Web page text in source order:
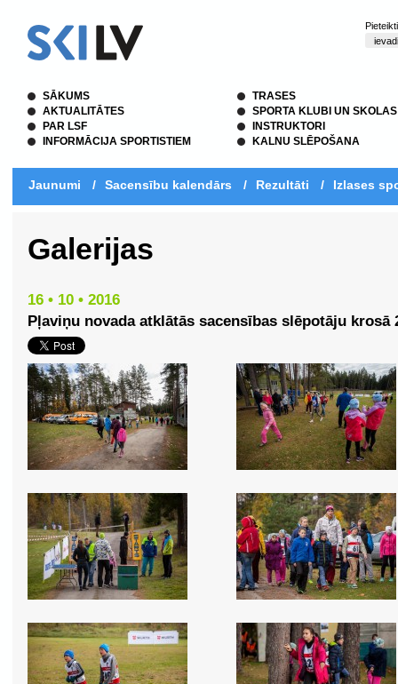
SĀKUMS
AKTUALITĀTES
PAR LSF
INFORMĀCIJA SPORTISTIEM
TRASES
SPORTA KLUBI UN SKOLAS
INSTRUKTORI
KALNU SLĒPOŠANA
Jaunumi / Sacensību kalendārs / Rezultāti / Izlases
Galerijas
16 • 10 • 2016
Pļaviņu novada atklātās sacensības slēpotāju krosā